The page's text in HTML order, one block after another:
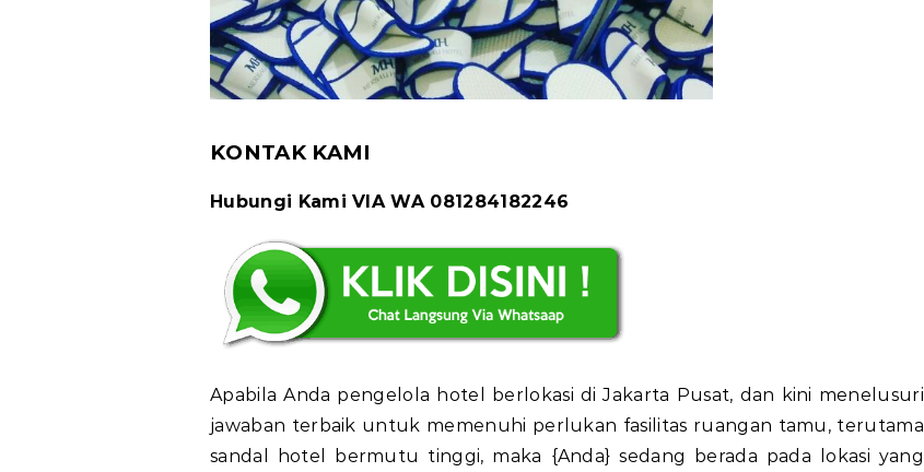
KONTAK KAMI
Hubungi Kami VIA WA 081284182246
Apabila Anda pengelola hotel berlokasi di Jakarta Pusat, dan kini menelusuri
jawaban terbaik untuk memenuhi perlukan fasilitas ruangan tamu, terutama
sandal hotel bermutu tinggi, maka {Anda} sedang berada pada lokasi yang